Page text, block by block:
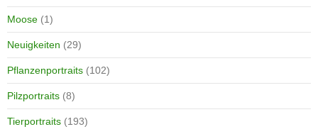
Moose (1)
Neuigkeiten (29)
Pflanzenportraits (102)
Pilzportraits (8)
Tierportraits (193)